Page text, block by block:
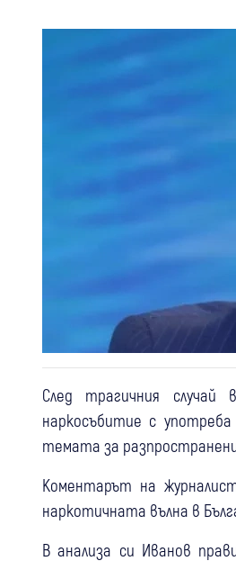
След трагичния
наркосъбитие с
темата за
Коментарът на
наркотичната вълна в
В анализа си Иванов